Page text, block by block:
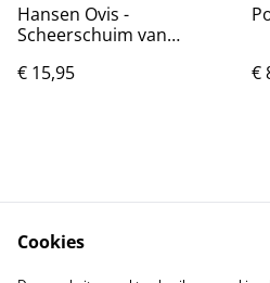
Hansen Ovis -
Scheerschuim van
€ 15,95 €
Contact
Cookies